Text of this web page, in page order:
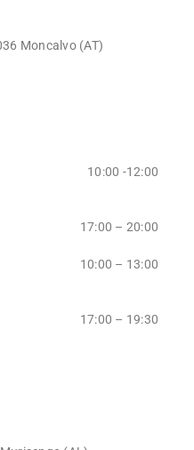
Moncalvo (AT)
10:00 -12:00
17:00 – 20:00
10:00 – 13:00
17:00 – 19:30